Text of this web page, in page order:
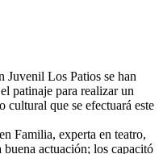
Juvenil Los Patios se han
patinaje para realizar un
cultural que se efectuará este
Familia, experta en teatro,
buena actuación; los capacitó